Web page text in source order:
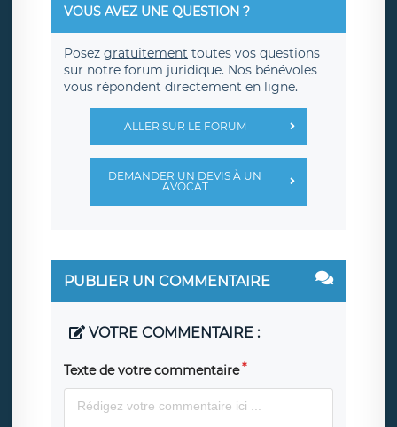
VOUS AVEZ UNE QUESTION ?
Posez gratuitement toutes vos questions
sur notre forum juridique. Nos bénévoles
vous répondent directement en ligne.
ALLER SUR LE FORUM
DEMANDER UN DEVIS À UN
AVOCAT
PUBLIER UN COMMENTAIRE
VOTRE COMMENTAIRE :
Texte de votre commentaire